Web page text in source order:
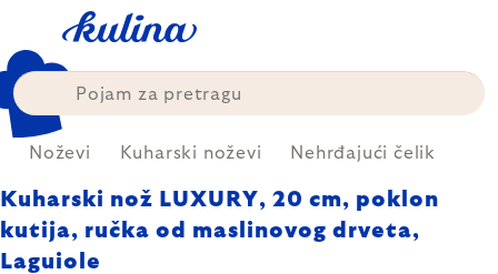
content
Noževi Kuharski noževi Nehrđajući čelik
Kuharski nož LUXURY, 20 cm, poklon
kutija, ručka od maslinovog drveta,
Laguiole